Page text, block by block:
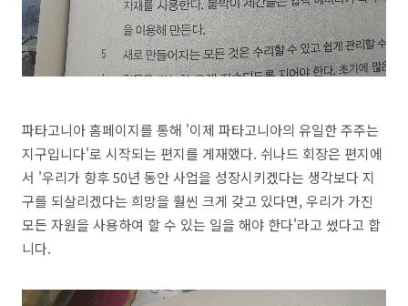
파타고니아 홈페이지를 통해 '이제 파타고니아의 유일한 주주는
지구입니다'로 시작되는 편지를 게재했다. 쉬나드 회장은 편지에
서 '우리가 향후 50년 동안 사업을 성장시키겠다는 생각보다 지
구를 되살리겠다는 희망을 훨씬 크게 갖고 있다면, 우리가 가진
모든 자원을 사용하여 할 수 있는 일을 해야 한다'라고 썼다고 합
니다.